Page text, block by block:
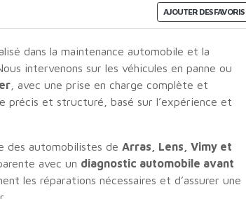
AJOUTER DES FAVORIS
dans la maintenance automobile et la
intervenons sur les véhicules en panne ou
, avec une prise en charge complète et
et structuré, basé sur l’expérience et
des automobilistes de Arras, Lens, Vimy et
avec un diagnostic automobile avant
les réparations nécessaires et d’assurer une